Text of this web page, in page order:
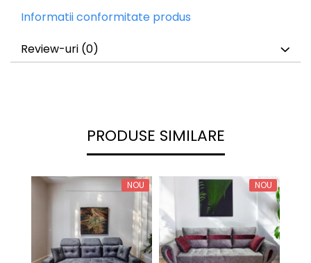
Informatii conformitate produs
Review-uri (0)
PRODUSE SIMILARE
NOU NOU